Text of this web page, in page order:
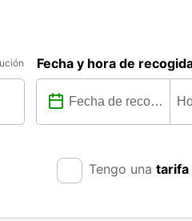
Fecha y hora de
Tengo una tarifa